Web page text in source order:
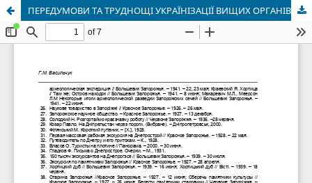
ПЕРЕДУМОВИ ТА ТРУДНОЩІ УКРАЇНІЗАЦІЇ ВИЩИХ ОРГАНІВ ДЕРЖАВНОГО АПАРАТУ УСРР (друге десятиріччя ХХ ст.)